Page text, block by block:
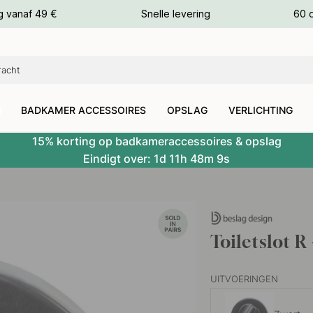
vanaf 49 € Snelle levering 60
BADKAMER ACCESSOIRES OPSLAG VERLICHTING
15% korting op badkameraccessoires & opslag
Eindigt over: 1d 11h 48m 8s
Toiletslot R
UITVOERINGEN